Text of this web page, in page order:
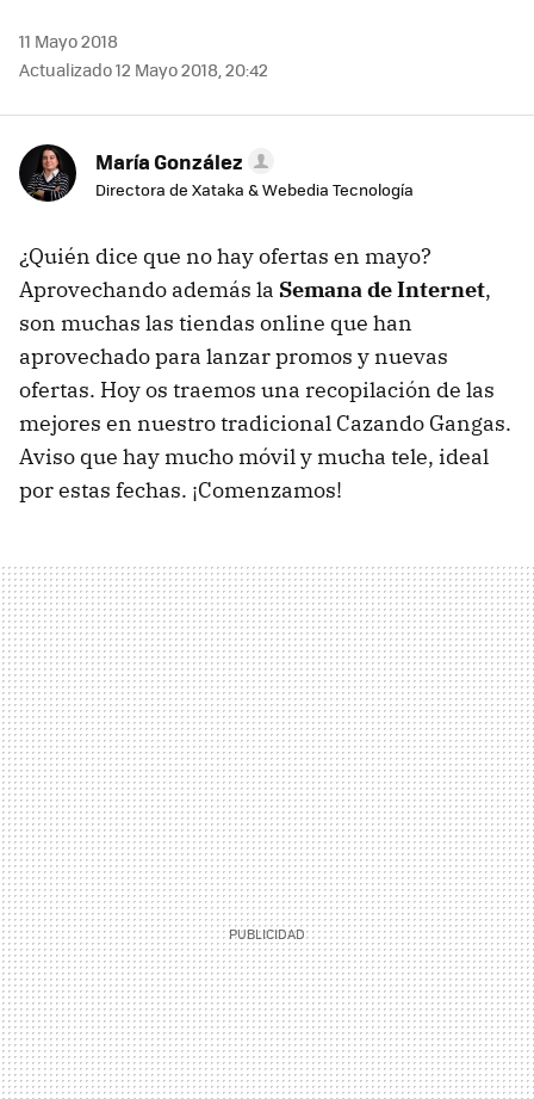
11 Mayo 2018
Actualizado 12 Mayo 2018, 20:42
María González
Directora de Xataka & Webedia Tecnología
¿Quién dice que no hay ofertas en mayo?
Aprovechando además la Semana de Internet,
son muchas las tiendas online que han
aprovechado para lanzar promos y nuevas
ofertas. Hoy os traemos una recopilación de las
mejores en nuestro tradicional Cazando Gangas.
Aviso que hay mucho móvil y mucha tele, ideal
por estas fechas. ¡Comenzamos!